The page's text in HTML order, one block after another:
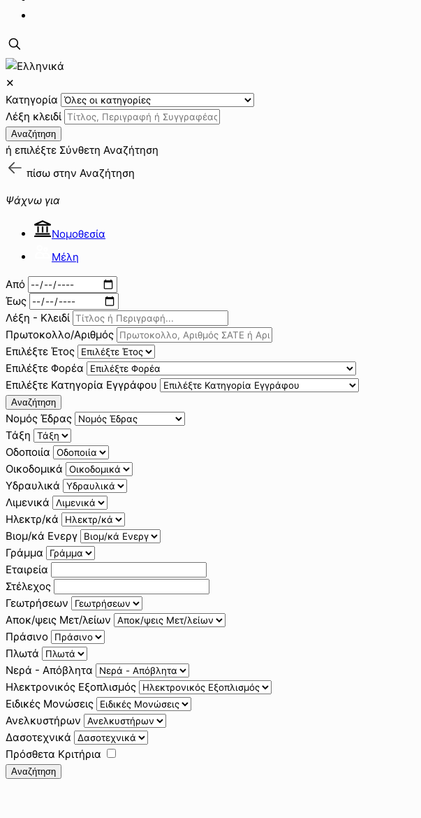
✕
Κατηγορία
Λέξη κλειδί
Αναζήτηση
ή επιλέξτε Σύνθετη Αναζήτηση
πίσω στην Αναζήτηση
Ψάχνω για
Νομοθεσία
Μέλη
Από
Έως
Λέξη - Κλειδί
Πρωτοκολλο/Αριθμός
Επιλέξτε Έτος
Επιλέξτε Φορέα
Επιλέξτε Κατηγορία Εγγράφου
Αναζήτηση
Νομός Έδρας
Τάξη
Οδοποιία
Οικοδομικά
Υδραυλικά
Λιμενικά
Ηλεκτρ/κά
Βιομ/κά Ενεργ
Γράμμα
Εταιρεία
Στέλεχος
Γεωτρήσεων
Αποκ/ψεις Μετ/λείων
Πράσινο
Πλωτά
Νερά - Απόβλητα
Ηλεκτρονικός Εξοπλισμός
Ειδικές Μονώσεις
Ανελκυστήρων
Δασοτεχνικά
Πρόσθετα Κριτήρια
Αναζήτηση